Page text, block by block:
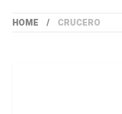
HOME CRUCERO